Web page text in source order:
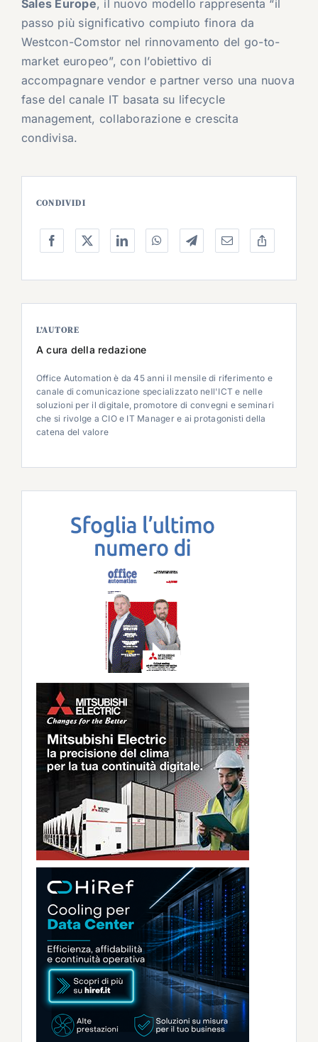
Sales Europe, il nuovo modello rappresenta “il
passo più significativo compiuto finora da
Westcon-Comstor nel rinnovamento del go-to-
market europeo”, con l’obiettivo di
accompagnare vendor e partner verso una nuova
fase del canale IT basata su lifecycle
management, collaborazione e crescita
condivisa.
CONDIVIDI
L’AUTORE
A cura della redazione
Office Automation è da 45 anni il mensile di riferimento e
canale di comunicazione specializzato nell'ICT e nelle
soluzioni per il digitale, promotore di convegni e seminari
che si rivolge a CIO e IT Manager e ai protagonisti della
catena del valore